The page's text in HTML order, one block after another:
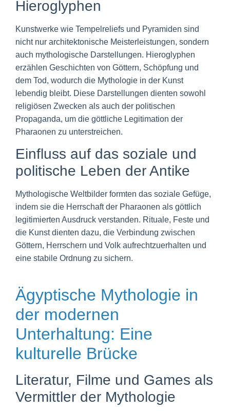
Hieroglyphen
Kunstwerke wie Tempelreliefs und Pyramiden sind
nicht nur architektonische Meisterleistungen, sondern
auch mythologische Darstellungen. Hieroglyphen
erzählen Geschichten von Göttern, Schöpfung und
dem Tod, wodurch die Mythologie in der Kunst
lebendig bleibt. Diese Darstellungen dienten sowohl
religiösen Zwecken als auch der politischen
Propaganda, um die göttliche Legitimation der
Pharaonen zu unterstreichen.
Einfluss auf das soziale und
politische Leben der Antike
Mythologische Weltbilder formten das soziale Gefüge,
indem sie die Herrschaft der Pharaonen als göttlich
legitimierten Ausdruck verstanden. Rituale, Feste und
die Kunst dienten dazu, die Verbindung zwischen
Göttern, Herrschern und Volk aufrechtzuerhalten und
eine stabile Ordnung zu sichern.
Ägyptische Mythologie in
der modernen
Unterhaltung: Eine
kulturelle Brücke
Literatur, Filme und Games als
Vermittler der Mythologie